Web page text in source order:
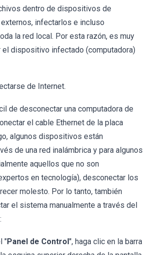
dentro de dispositivos de
infectarlos e incluso
la red local. Por esta razón, es muy
el dispositivo infectado (computadora)
de Internet.
de desconectar una computadora de
el cable Ethernet de la placa
algunos dispositivos están
de una red inalámbrica y para algunos
aquellos que no son
en tecnología), desconectar los
molesto. Por lo tanto, también
el sistema manualmente a través del
"Panel de Control", haga clic en la barra